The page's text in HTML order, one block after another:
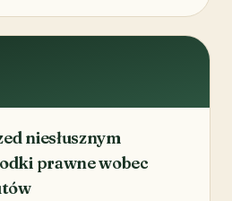
niesłusznym
prawne wobec